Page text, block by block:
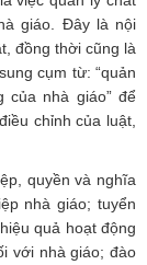
giáo. Đây là nội
đồng thời cũng là
cụm từ: “quản
của nhà giáo” để
chỉnh của luật,
quyền và nghĩa
nhà giáo; tuyển
quả hoạt động
với nhà giáo; đào